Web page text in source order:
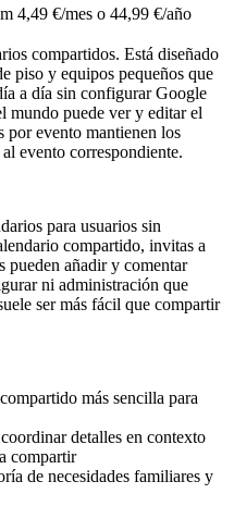
4,49 €/mes o 44,99 €/año
compartidos. Está diseñado
piso y equipos pequeños que
a día sin configurar Google
mundo puede ver y editar el
por evento mantienen los
evento correspondiente.
para usuarios sin
compartido, invitas a
pueden añadir y comentar
ni administración que
ser más fácil que compartir
más sencilla para
detalles en contexto
compartir
de necesidades familiares y